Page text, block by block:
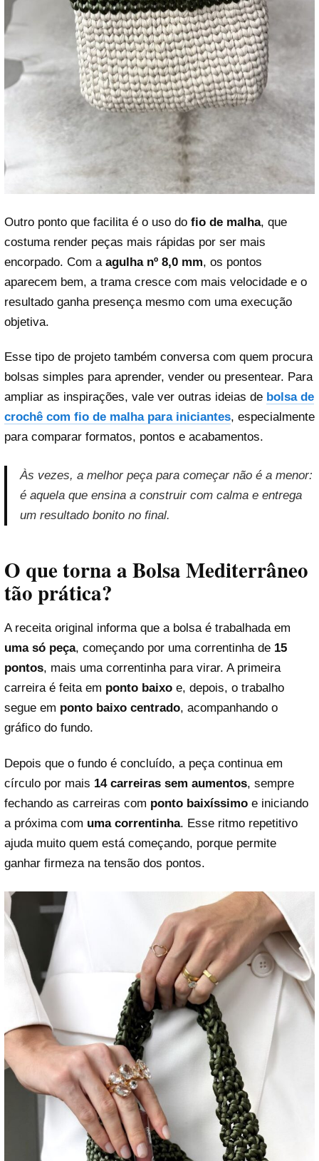
Outro ponto que facilita é o uso do fio de malha, que
costuma render peças mais rápidas por ser mais
encorpado. Com a agulha nº 8,0 mm, os pontos
aparecem bem, a trama cresce com mais velocidade e o
resultado ganha presença mesmo com uma execução
objetiva.
Esse tipo de projeto também conversa com quem procura
bolsas simples para aprender, vender ou presentear. Para
ampliar as inspirações, vale ver outras ideias de bolsa de
crochê com fio de malha para iniciantes, especialmente
para comparar formatos, pontos e acabamentos.
Às vezes, a melhor peça para começar não é a menor:
é aquela que ensina a construir com calma e entrega
um resultado bonito no final.
O que torna a Bolsa Mediterrâneo
tão prática?
A receita original informa que a bolsa é trabalhada em
uma só peça, começando por uma correntinha de 15
pontos, mais uma correntinha para virar. A primeira
carreira é feita em ponto baixo e, depois, o trabalho
segue em ponto baixo centrado, acompanhando o
gráfico do fundo.
Depois que o fundo é concluído, a peça continua em
círculo por mais 14 carreiras sem aumentos, sempre
fechando as carreiras com ponto baixíssimo e iniciando
a próxima com uma correntinha. Esse ritmo repetitivo
ajuda muito quem está começando, porque permite
ganhar firmeza na tensão dos pontos.